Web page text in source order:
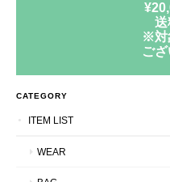
送
※対
ござ
CATEGORY
ITEM LIST
WEAR